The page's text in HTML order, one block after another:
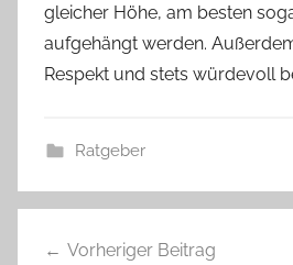
gleicher Höhe, am besten
aufgehängt werden.
Respekt und stets würdevoll
Ratgeber
Vorheriger Beitrag